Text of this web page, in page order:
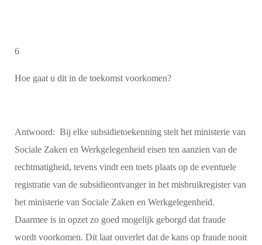
6
Hoe gaat u dit in de toekomst voorkomen?
Antwoord: Bij elke subsidietoekenning stelt het ministerie van
Sociale Zaken en Werkgelegenheid eisen ten aanzien van de
rechtmatigheid, tevens vindt een toets plaats op de eventuele
registratie van de subsidieontvanger in het misbruikregister van
het ministerie van Sociale Zaken en Werkgelegenheid.
Daarmee is in opzet zo goed mogelijk geborgd dat fraude
wordt voorkomen. Dit laat onverlet dat de kans op fraude nooit